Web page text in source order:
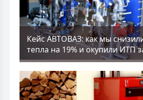
Кейс АВТОВАЗ: как мы
тепла на 19% и окупили ИТП